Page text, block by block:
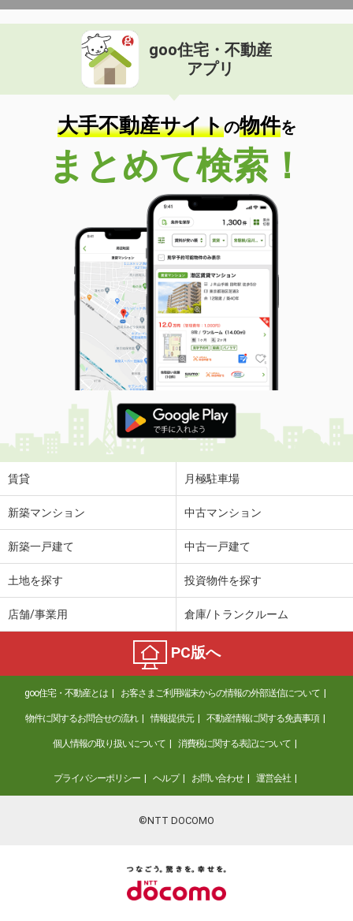
goo住宅・不動産
アプリ
大手不動産サイトの物件を
まとめて検索！
賃貸 月極駐車場
新築マンション 中古マンション
新築一戸建て 中古一戸建て
土地を探す 投資物件を探す
店舗/事業用 倉庫/トランクルーム
PC版へ
goo住宅・不動産とは お客さまご利用端末からの情報の外部送信について
物件に関するお問合せの流れ 情報提供元 不動産情報に関する免責事項
個人情報の取り扱いについて 消費税に関する表記について
プライバシーポリシー ヘルプ お問い合わせ 運営会社
©NTT DOCOMO